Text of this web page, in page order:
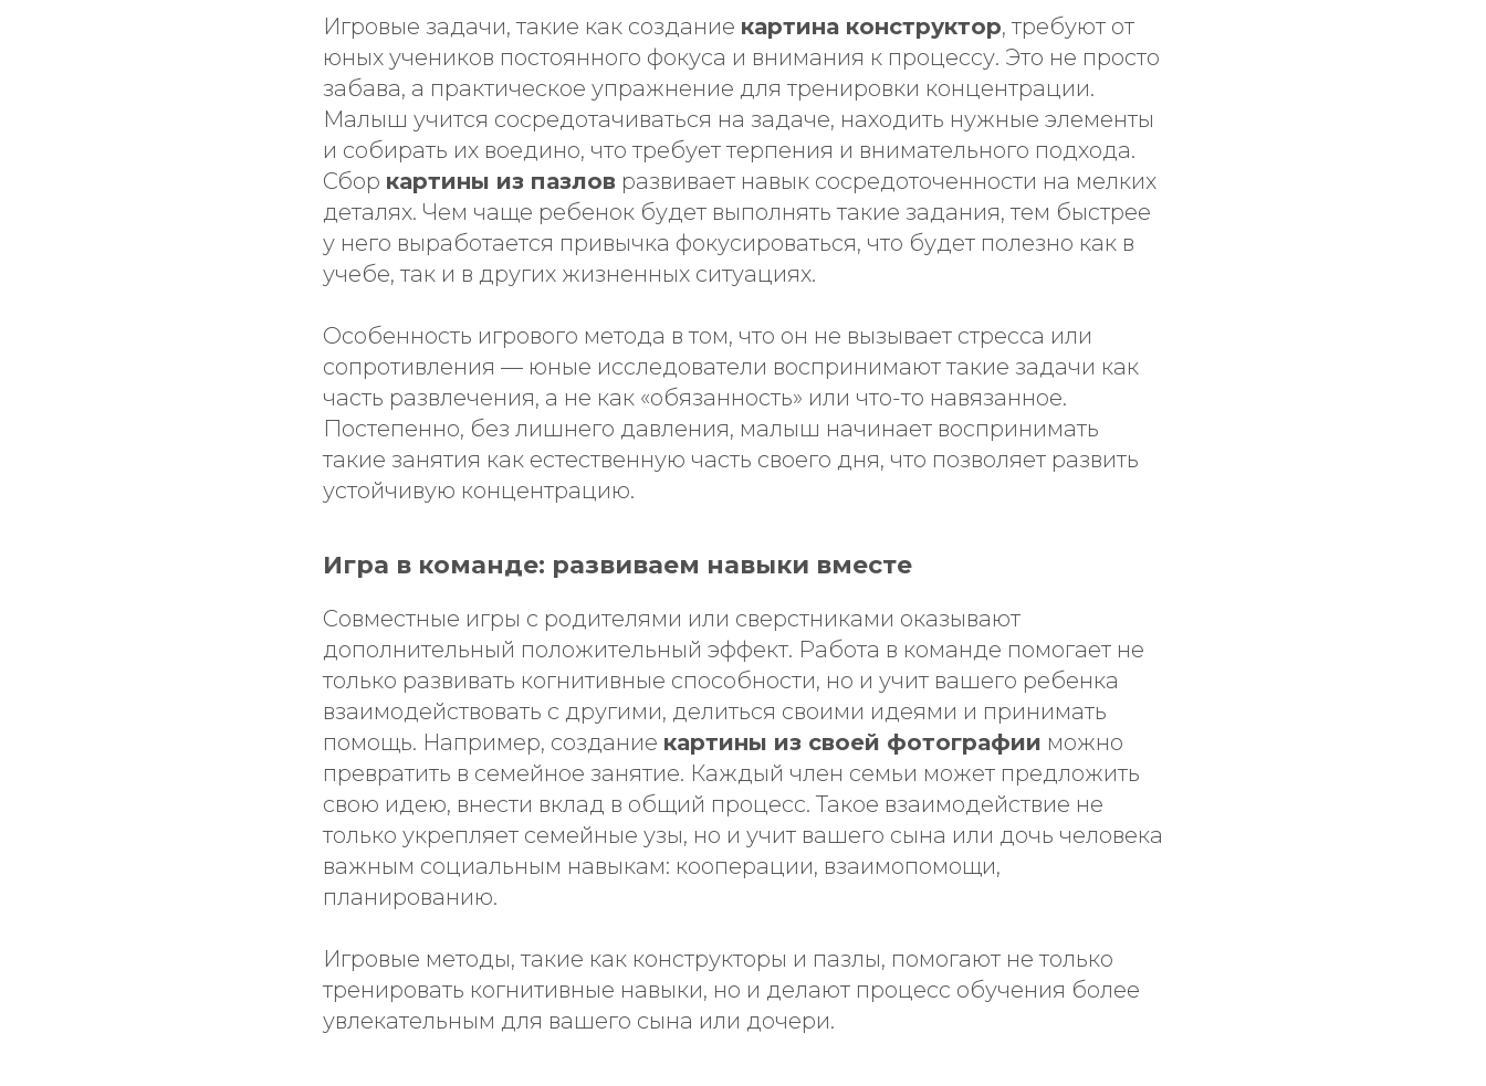
Игровые задачи, такие как создание картина конструктор, требуют от
юных учеников постоянного фокуса и внимания к процессу. Это не просто
забава, а практическое упражнение для тренировки концентрации.
Малыш учится сосредотачиваться на задаче, находить нужные элементы
и собирать их воедино, что требует терпения и внимательного подхода.
Сбор картины из пазлов развивает навык сосредоточенности на мелких
деталях. Чем чаще ребенок будет выполнять такие задания, тем быстрее
у него выработается привычка фокусироваться, что будет полезно как в
учебе, так и в других жизненных ситуациях.
Особенность игрового метода в том, что он не вызывает стресса или
сопротивления — юные исследователи воспринимают такие задачи как
часть развлечения, а не как «обязанность» или что-то навязанное.
Постепенно, без лишнего давления, малыш начинает воспринимать
такие занятия как естественную часть своего дня, что позволяет развить
устойчивую концентрацию.
Игра в команде: развиваем навыки вместе
Совместные игры с родителями или сверстниками оказывают
дополнительный положительный эффект. Работа в команде помогает не
только развивать когнитивные способности, но и учит вашего ребенка
взаимодействовать с другими, делиться своими идеями и принимать
помощь. Например, создание картины из своей фотографии можно
превратить в семейное занятие. Каждый член семьи может предложить
свою идею, внести вклад в общий процесс. Такое взаимодействие не
только укрепляет семейные узы, но и учит вашего сына или дочь человека
важным социальным навыкам: кооперации, взаимопомощи,
планированию.
Игровые методы, такие как конструкторы и пазлы, помогают не только
тренировать когнитивные навыки, но и делают процесс обучения более
увлекательным для вашего сына или дочери.